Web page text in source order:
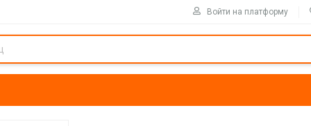
Войти на платформу